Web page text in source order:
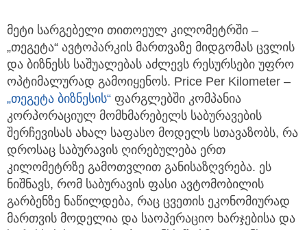
მეტი სარგებელი თითოეულ კილომეტრში –
„თეგეტა“ ავტოპარკის მართვაზე მიდგომას ცვლის
და ბიზნესს საშუალებას აძლევს რესურსები უფრო
ოპტიმალურად გამოიყენოს. Price Per Kilometer –
„თეგეტა ბიზნესის“ ფარგლებში კომპანია
კორპორაციულ მომხმარებელს საბურავების
შერჩევისას ახალ საფასო მოდელს სთავაზობს, რა
დროსაც საბურავის ღირებულება ერთ
კილომეტრზე გამოთვლით განისაზღვრება. ეს
ნიშნავს, რომ საბურავის ფასი ავტომობილის
გარბენზე ნაწილდება, რაც ცვეთის ეკონომიურად
მართვის მოდელია და საოპერაციო ხარჯებისა და